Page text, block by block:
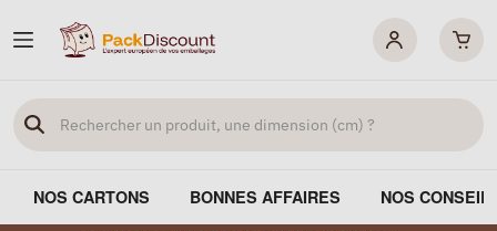
NOS CARTONS BONNES AFFAIRES NOS